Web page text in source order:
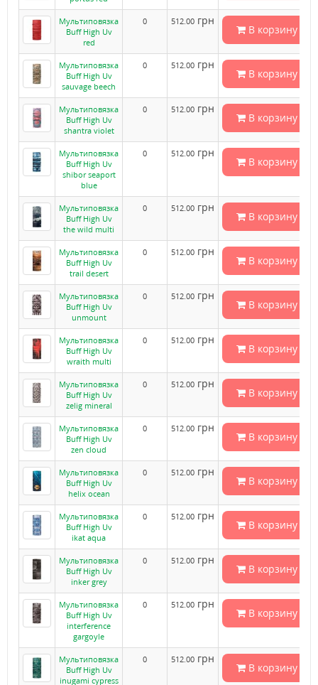
Мультиповязка
Buff High Uv
red
0 512.00 грн
В корзину
Мультиповязка
Buff High Uv
sauvage beech
0 512.00 грн
В корзину
Мультиповязка
Buff High Uv
shantra violet
0 512.00 грн
В корзину
Мультиповязка
Buff High Uv
shibor seaport
blue
0 512.00 грн
В корзину
Мультиповязка
Buff High Uv
the wild multi
0 512.00 грн
В корзину
Мультиповязка
Buff High Uv
trail desert
0 512.00 грн
В корзину
Мультиповязка
Buff High Uv
unmount
0 512.00 грн
В корзину
Мультиповязка
Buff High Uv
wraith multi
0 512.00 грн
В корзину
Мультиповязка
Buff High Uv
zelig mineral
0 512.00 грн
В корзину
Мультиповязка
Buff High Uv
zen cloud
0 512.00 грн
В корзину
Мультиповязка
Buff High Uv
helix ocean
0 512.00 грн
В корзину
Мультиповязка
Buff High Uv
ikat aqua
0 512.00 грн
В корзину
Мультиповязка
Buff High Uv
inker grey
0 512.00 грн
В корзину
Мультиповязка
Buff High Uv
interference
gargoyle
0 512.00 грн
В корзину
Мультиповязка
Buff High Uv
inugami cypress
0 512.00 грн
В корзину